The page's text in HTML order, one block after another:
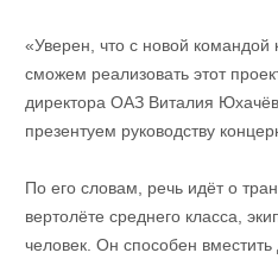
«Уверен, что с новой командой
сможем реализовать этот
директора ОАЗ Виталия
презентуем руководству
По его словам, речь идёт о
вертолёте среднего класса,
человек. Он способен